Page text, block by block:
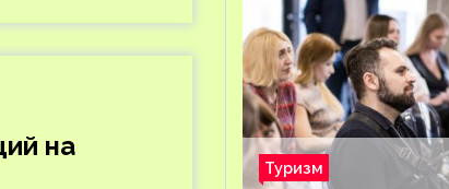
на
Туризм